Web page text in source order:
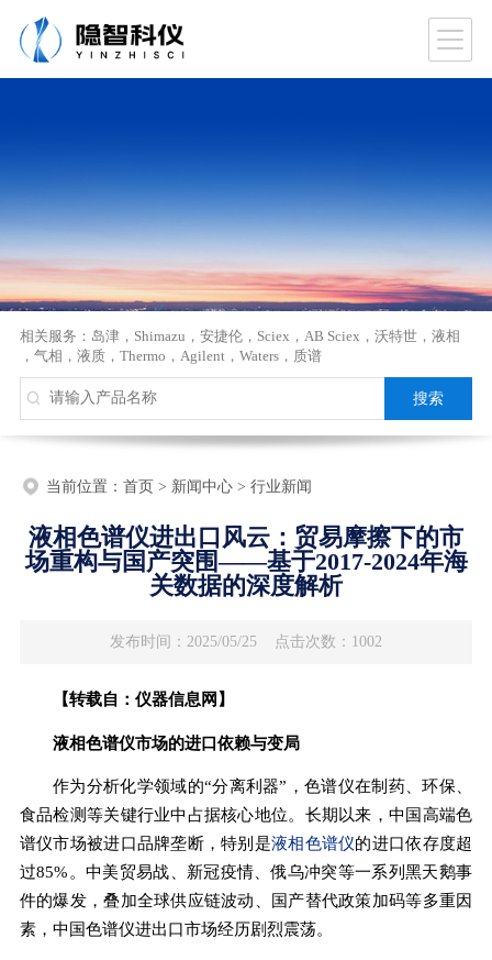
相关服务： 岛津， Shimazu ， 安捷伦， Sciex ， AB Sciex ， 沃特世， 液相
， 气相 ， 液质， Thermo ， Agilent ， Waters， 质谱
当前位置： 首页> 新闻中心> 行业新闻
液相色谱仪进出口风云：贸易摩擦下的市
场重构与国产突围——基于2017-2024年海
关数据的深度解析
发布时间：2025/05/25 点击次数：1002
【转载自：仪器信息网】
液相色谱仪市场的进口依赖与变局
作为分析化学领域的“分离利器”，色谱仪在制药、环保、
食品检测等关键行业中占据核心地位。长期以来，中国高端色
谱仪市场被进口品牌垄断，特别是液相色谱仪的进口依存度超
过85%。中美贸易战、新冠疫情、俄乌冲突等一系列黑天鹅事
件的爆发，叠加全球供应链波动、国产替代政策加码等多重因
素，中国色谱仪进出口市场经历剧烈震荡。